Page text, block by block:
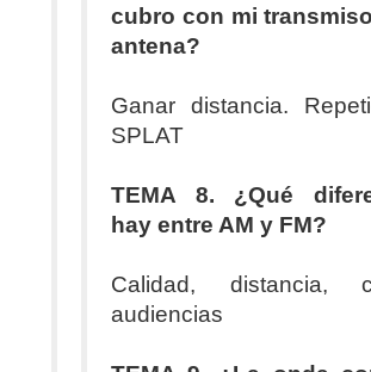
cubro con mi
antena?
Ganar distancia.
SPLAT
TEMA 8. ¿Qué
hay entre AM y FM?
Calidad, distancia,
audiencias